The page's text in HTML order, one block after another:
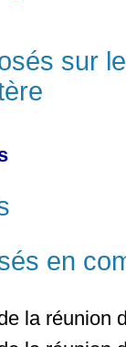
sur
en
la réunion